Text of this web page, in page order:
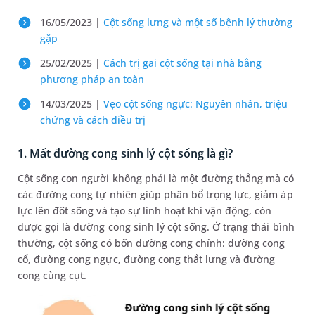
16/05/2023 | Cột sống lưng và một số bệnh lý thường
gặp
25/02/2025 | Cách trị gai cột sống tại nhà​ bằng
phương pháp an toàn
14/03/2025 | Vẹo cột sống ngực: Nguyên nhân, triệu
chứng và cách điều trị
1. Mất đường cong sinh lý cột sống là gì?
Cột sống con người không phải là một đường thẳng mà có
các đường cong tự nhiên giúp phân bổ trọng lực, giảm áp
lực lên đốt sống và tạo sự linh hoạt khi vận động, còn
được gọi là đường cong sinh lý cột sống. Ở trạng thái bình
thường, cột sống có bốn đường cong chính: đường cong
cổ, đường cong ngực, đường cong thắt lưng và đường
cong cùng cụt.